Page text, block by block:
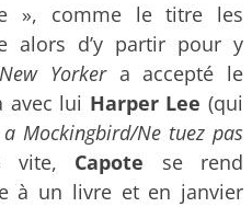
», comme le titre les
alors d’y partir pour y
New Yorkera accepté le
avec lui Harper Lee (qui
Mockingbird/Ne tuez pas
vite, Capote se rend
à un livre et en janvier